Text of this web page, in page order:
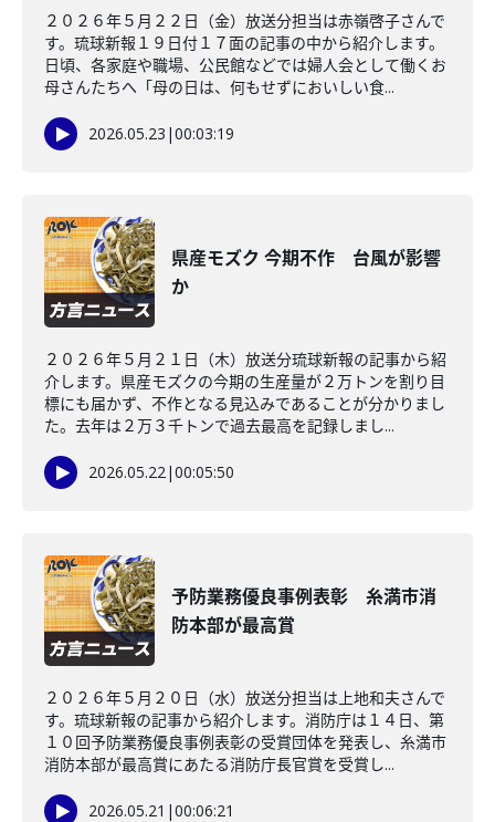
２０２６年５月２２日（金）放送分担当は赤嶺啓子さんで
す。琉球新報１９日付１７面の記事の中から紹介します。
日頃、各家庭や職場、公民館などでは婦人会として働くお
母さんたちへ「母の日は、何もせずにおいしい食...
2026.05.23 |00:03:19
県産モズク 今期不作 台風が影響
か
２０２６年５月２１日（木）放送分琉球新報の記事から紹
介します。県産モズクの今期の生産量が２万トンを割り目
標にも届かず、不作となる見込みであることが分かりまし
た。去年は２万３千トンで過去最高を記録しまし...
2026.05.22|00:05:50
予防業務優良事例表彰 糸満市消
防本部が最高賞
２０２６年５月２０日（水）放送分担当は上地和夫さんで
す。琉球新報の記事から紹介します。消防庁は１４日、第
１０回予防業務優良事例表彰の受賞団体を発表し、糸満市
消防本部が最高賞にあたる消防庁長官賞を受賞し...
2026.05.21 |00:06:21